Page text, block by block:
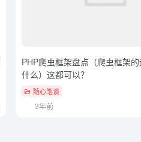
PHP爬虫框架盘点（爬虫框架
什么）这都可以？
随心笔谈
3年前